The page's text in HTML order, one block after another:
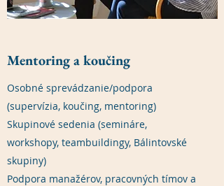
Mentoring a koučing
Osobné sprevádzanie/podpora
(supervízia, koučing, mentoring)
Skupinové sedenia (semináre,
workshopy, teambuildingy, Bálintovské
skupiny)
Podpora manažérov, pracovných tímov a